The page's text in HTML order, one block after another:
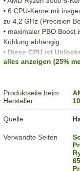
• 6 CPU-Kerne mit
zu 4,2 GHz (Precision
• maximaler PBO
Kühlung abhängig.
•Diese CPU ist
eingestellten
alles anzeigen (25%
Produktseite beim
Hersteller
Quelle
Verwandte Seiten